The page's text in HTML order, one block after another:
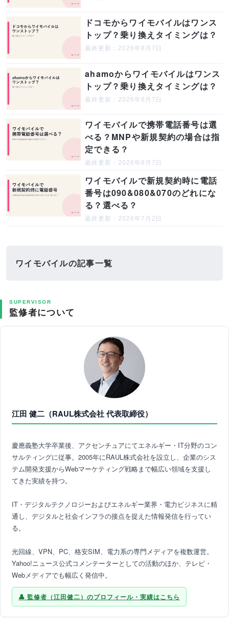
ドコモからワイモバイルはワンス
トップ？乗り換えタイミングは？
最終更新：2026年8月7日
ahamoからワイモバイルはワンス
トップ？乗り換えタイミングは？
最終更新：2026年8月7日
ワイモバイルで携帯電話番号は選
べる？MNPや新規契約の場合は指
定できる？
最終更新：2026年8月7日
ワイモバイルで新規契約時に電話
番号は090&080&070のどれにな
る？選べる？
最終更新：2026年7月2日
ワイモバイルの記事一覧
SUPERVISOR
監修者について
江田 健二（RAUL株式会社 代表取締役）
慶應義塾大学卒業後、アクセンチュアにてエネルギー・IT分野のコン
サルティングに従事。2005年にRAUL株式会社を設立し、企業のシス
テム開発支援からWebマーケティング戦略まで幅広い領域を支援し
てきた実績を持つ。
IT・デジタルテクノロジーおよびエネルギー業界・電力ビジネスに精
通し、デジタルと社会インフラの接点を捉えた情報発信を行ってい
る。
光回線、VPN、PC、格安SIM、電力系の専門メディアを複数運営。
Yahoo!ニュース公式コメンテーターとしての活動のほか、テレビ・
Webメディアでも幅広く発信中。
監修者（江田健二）のプロフィール・実績はこちら